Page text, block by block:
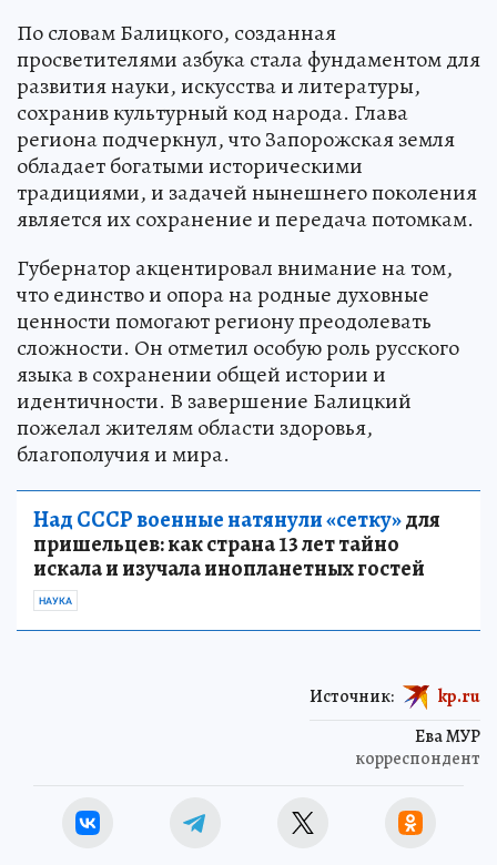
По словам Балицкого, созданная
просветителями азбука стала фундаментом для
развития науки, искусства и литературы,
сохранив культурный код народа. Глава
региона подчеркнул, что Запорожская земля
обладает богатыми историческими
традициями, и задачей нынешнего поколения
является их сохранение и передача потомкам.
Губернатор акцентировал внимание на том,
что единство и опора на родные духовные
ценности помогают региону преодолевать
сложности. Он отметил особую роль русского
языка в сохранении общей истории и
идентичности. В завершение Балицкий
пожелал жителям области здоровья,
благополучия и мира.
Над СССР военные натянули «сетку»для
пришельцев: как страна 13 лет тайно
искала и изучала инопланетных гостей
НАУКА
Ева МУР
корреспондент
Источник: kp.ru